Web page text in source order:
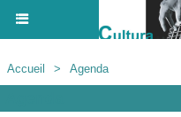
Accueil > Agenda